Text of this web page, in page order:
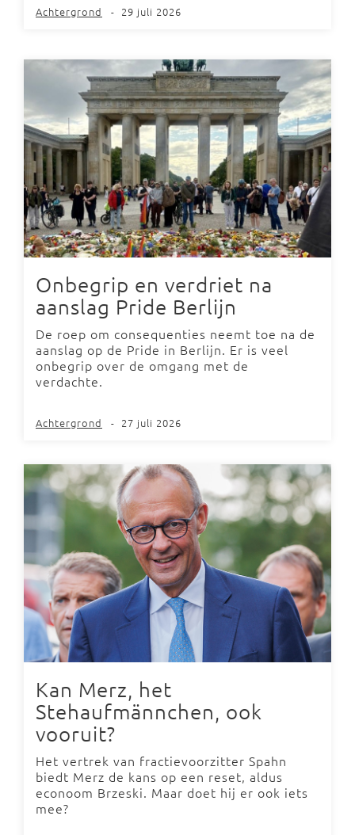
Achtergrond - 29 juli 2026
Onbegrip en verdriet na
aanslag Pride Berlijn
De roep om consequenties neemt toe na de
aanslag op de Pride in Berlijn. Er is veel
onbegrip over de omgang met de
verdachte.
Achtergrond - 27 juli 2026
Kan Merz, het
Stehaufmännchen, ook
vooruit?
Het vertrek van fractievoorzitter Spahn
biedt Merz de kans op een reset, aldus
econoom Brzeski. Maar doet hij er ook iets
mee?